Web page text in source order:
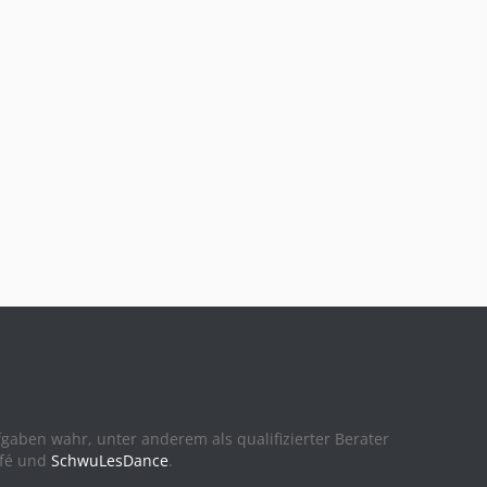
wahr, unter anderem als qualifizierter Berater
und SchwuLesDance.